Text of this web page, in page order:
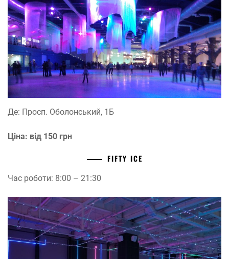
Де: Просп. Оболонський, 1Б
Ціна: від 150 грн
FIFTY ICE
Час роботи: 8:00 – 21:30